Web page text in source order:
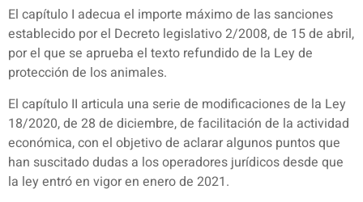
El capítulo I adecua el importe máximo de las sanciones
establecido por el Decreto legislativo 2/2008, de 15 de abril,
por el que se aprueba el texto refundido de la Ley de
protección de los animales.
El capítulo II articula una serie de modificaciones de la Ley
18/2020, de 28 de diciembre, de facilitación de la actividad
económica, con el objetivo de aclarar algunos puntos que
han suscitado dudas a los operadores jurídicos desde que
la ley entró en vigor en enero de 2021.